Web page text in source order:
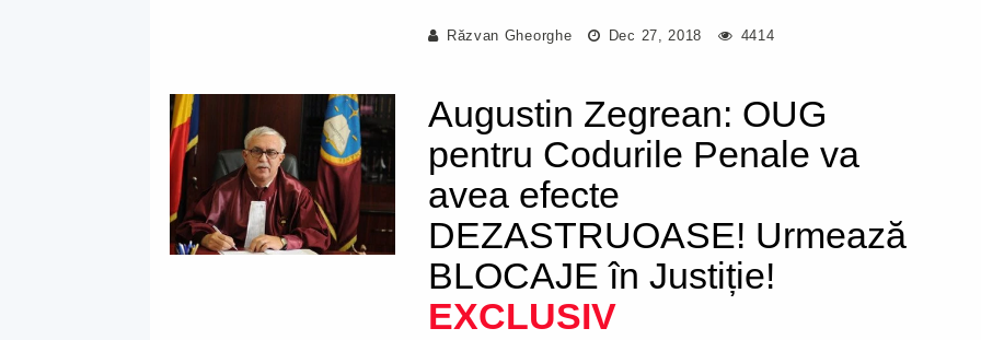
Răzvan Gheorghe Dec 27, 2018 4414
Augustin Zegrean: OUG
pentru Codurile Penale va
avea efecte
DEZASTRUOASE! Urmează
BLOCAJE în Justiție!
EXCLUSIV